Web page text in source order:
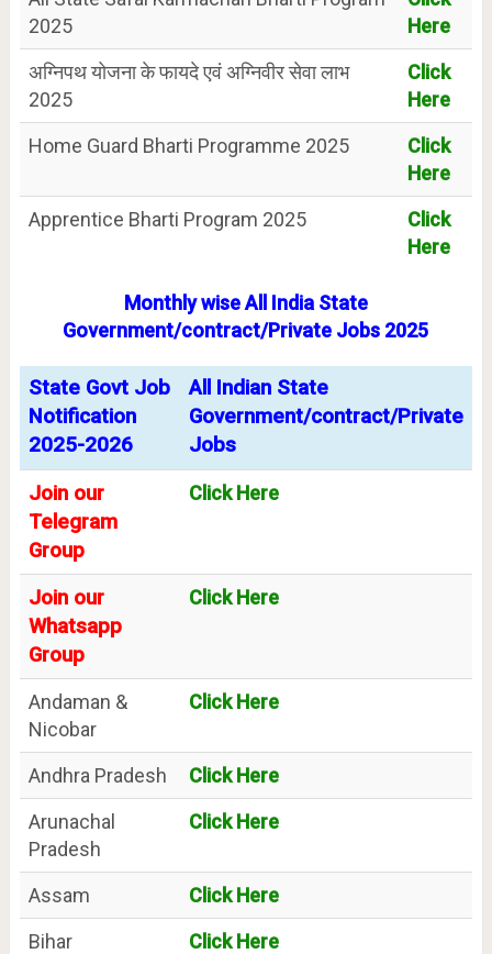
2025
Here
अग्निपथ योजना के फायदे एवं अग्निवीर सेवा लाभ
2025
Click
Here
Home Guard Bharti Programme 2025
Click
Here
Apprentice Bharti Program 2025
Click
Here
Monthly wise All India State
Government/contract/Private Jobs 2025
State Govt Job
Notification
2025-2026
All Indian State
Government/contract/Private
Jobs
Join our
Telegram
Group
Click Here
Join our
Whatsapp
Group
Click Here
Andaman &
Nicobar
Click Here
Andhra Pradesh
Click Here
Arunachal
Pradesh
Click Here
Assam
Click Here
Bihar
Click Here